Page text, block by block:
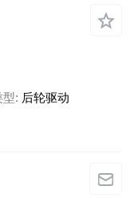
型 后轮驱动